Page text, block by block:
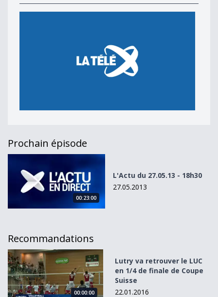
Prochain épisode
L&#039;Actu du 27.05.13 - 18h30
00:23:00
L'Actu du 27.05.13 - 18h30
27.05.2013
Recommandations
Lutry va retrouver le LUC en 1/4 de finale de Coupe
00:00:00
Lutry va retrouver le LUC
en 1/4 de finale de Coupe
Suisse
22.01.2016